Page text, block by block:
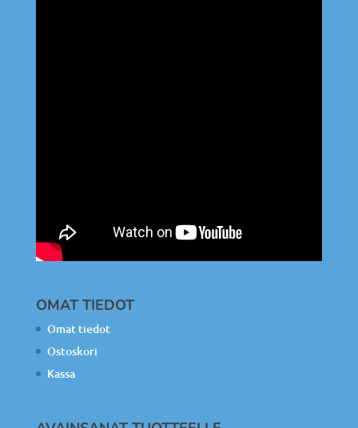
OMAT TIEDOT
Omat tiedot
Ostoskori
Kassa